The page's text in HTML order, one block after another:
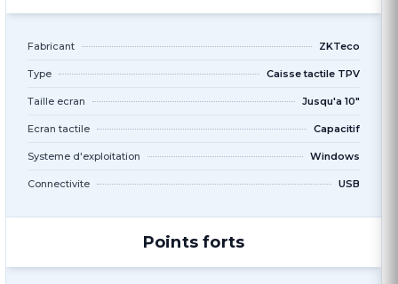
Fabricant ZKTeco
Type Caisse tactile TPV
Taille ecran Jusqu'a 10"
Ecran tactile Capacitif
Systeme d'exploitation Windows
Connectivite USB
Points forts